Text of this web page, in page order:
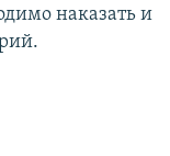
наказать и